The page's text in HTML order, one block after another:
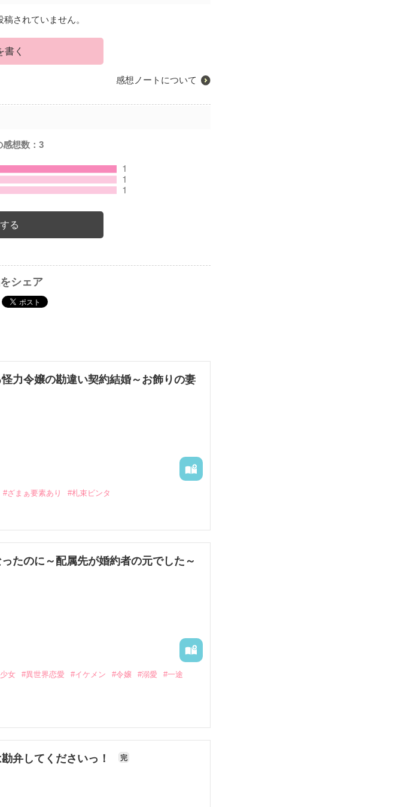
されていません。
書く
感想ノートについて
感想数：3
る
シェア
力令嬢の勘違い契約結婚～お飾りの妻
#ざまぁ要素あり #札束ビンタ
。
！？
いが幸せな結婚生活を満喫中。
らせを受けるもオリヴィアには効果なし。
婚生活。
？
ラブコメディです。
たのに～配属先が婚約者の元でした～
女 #異世界恋愛 #イケメン #令嬢 #溺愛
#一途
弁してくださいっ！ 完